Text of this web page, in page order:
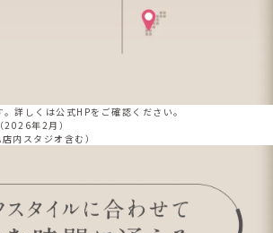
詳しくは公式HPをご確認ください。
年2月）
内スタジオ含む）